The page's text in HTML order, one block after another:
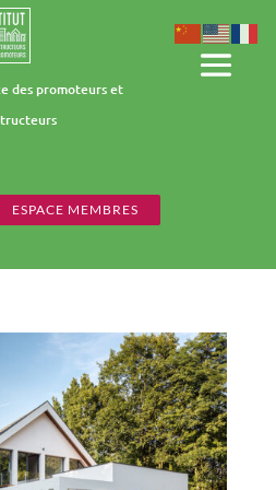
des promoteurs et
ESPACE MEMBRES